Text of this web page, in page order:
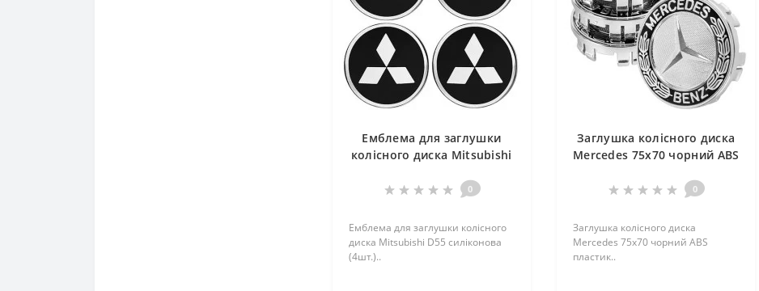
Емблема для заглушки
колісного диска Mitsubishi
0
Емблема для заглушки колісного
диска Mitsubishi D55 силіконова
(4шт.)..
Заглушка колісного диска
Mercedes 75x70 чорний ABS
0
Заглушка колісного диска
Mercedes 75x70 чорний ABS
пластик..